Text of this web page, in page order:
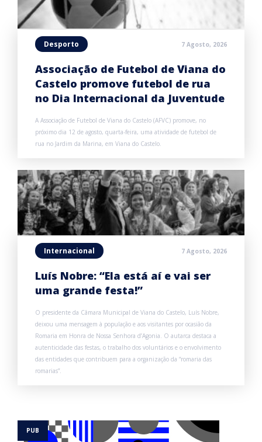
Desporto 7 Agosto, 2026
Associação de Futebol de Viana do
Castelo promove futebol de rua
no Dia Internacional da Juventude
A Associação de Futebol de Viana do Castelo (AFVC) promove, no
próximo dia 12 de agosto, quarta-feira, uma atividade de futebol de
rua no Jardim da Marina, em Viana do Castelo.
Internacional 7 Agosto, 2026
Luís Nobre: “Ela está aí e vai ser
uma grande festa!”
O presidente da Câmara Municipal de Viana do Castelo, Luís Nobre,
deixou uma mensagem à população e aos visitantes por ocasião da
Romaria em Honra de Nossa Senhora d’Agonia. O autarca destaca a
autenticidade das festas, o trabalho dos voluntários e o envolvimento
das entidades que contribuem para a organização da “romaria das
romarias”.